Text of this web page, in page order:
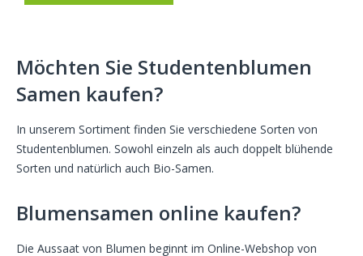
Möchten Sie Studentenblumen
Samen kaufen?
In unserem Sortiment finden Sie verschiedene Sorten von
Studentenblumen. Sowohl einzeln als auch doppelt blühende
Sorten und natürlich auch Bio-Samen.
Blumensamen online kaufen?
Die Aussaat von Blumen beginnt im Online-Webshop von